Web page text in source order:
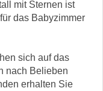
mit Sternen ist
das Babyzimmer
sich auf das
nach Belieben
erhalten Sie